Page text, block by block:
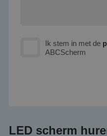
Ik stem in met de
ABCScherm
LED scherm